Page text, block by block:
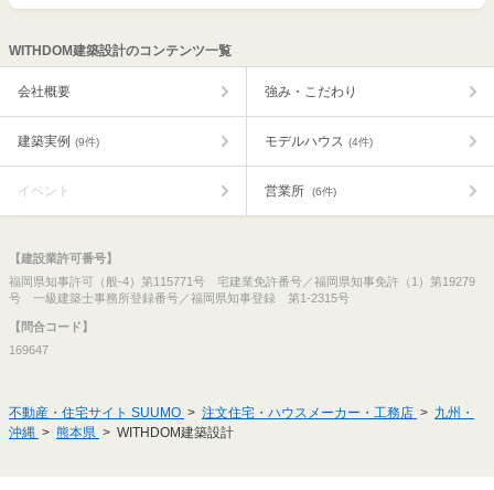
WITHDOM建築設計のコンテンツ一覧
会社概要 強み・こだわり
建築実例 (9件) モデルハウス (4件)
イベント 営業所 (6件)
【建設業許可番号】
福岡県知事許可（般-4）第115771号 宅建業免許番号／福岡県知事免許（1）第19279
号 一級建築士事務所登録番号／福岡県知事登録 第1-2315号
【問合コード】
169647
不動産・住宅サイト SUUMO 注文住宅・ハウスメーカー・工務店
九州・
沖縄
熊本県 WITHDOM建築設計